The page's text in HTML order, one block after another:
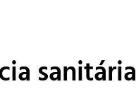
sanitária